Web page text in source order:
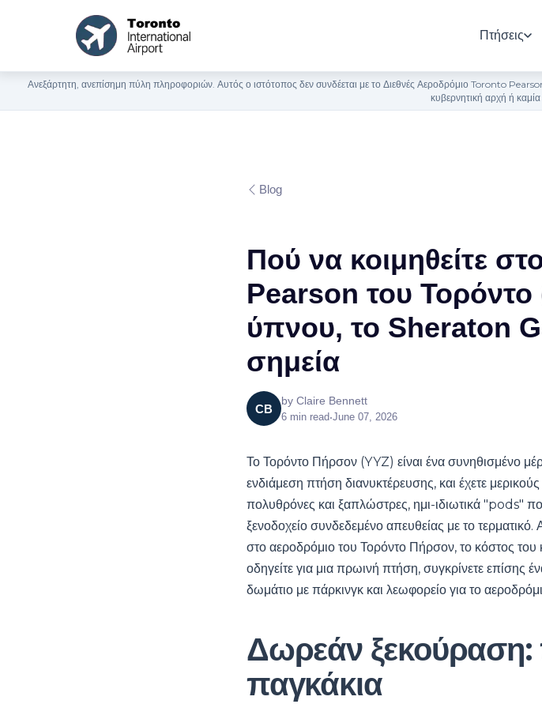
Πτήσεις
Ανεξάρτητη, ανεπίσημη πύλη πληροφοριών. Αυτός ο ιστότοπος δεν συνδέεται με το Διεθνές Αεροδρόμιο Toronto
κυβερνητική αρχή ή καμία
Blog
Πού να κοιμηθείτε
Pearson του
ύπνου, το Sheraton
σημεία
CB
by Claire Bennett
6 min read•June 07, 2026
Το Τορόντο Πήρσον (YYZ) είναι ένα συνηθισμένο
ενδιάμεση πτήση διανυκτέρευσης, και έχετε
πολυθρόνες και ξαπλώστρες, ημι-ιδιωτικά "pods"
ξενοδοχείο συνδεδεμένο απευθείας με το
στο αεροδρόμιο του Τορόντο Πήρσον, το κόστος του
οδηγείτε για μια πρωινή πτήση, συγκρίνετε επίσης
δωμάτιο με πάρκινγκ και λεωφορείο για το
Δωρεάν ξεκούραση:
παγκάκια